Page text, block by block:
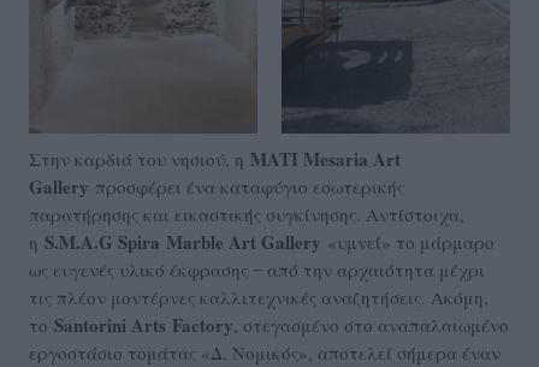
Στην καρδιά του νησιού, η MATI Mesaria Art
Gallery προσφέρει ένα καταφύγιο εσωτερικής
παρατήρησης και εικαστικής συγκίνησης. Αντίστοιχα,
η S.M.A.G Spira Marble Art Gallery «υμνεί» το μάρμαρο
ως ευγενές υλικό έκφρασης ‒ από την αρχαιότητα μέχρι
τις πλέον μοντέρνες καλλιτεχνικές αναζητήσεις. Ακόμη,
το Santorini Arts Factory, στεγασμένο στο αναπαλαιωμένο
εργοστάσιο τομάτας «Δ. Νομικός», αποτελεί σήμερα έναν